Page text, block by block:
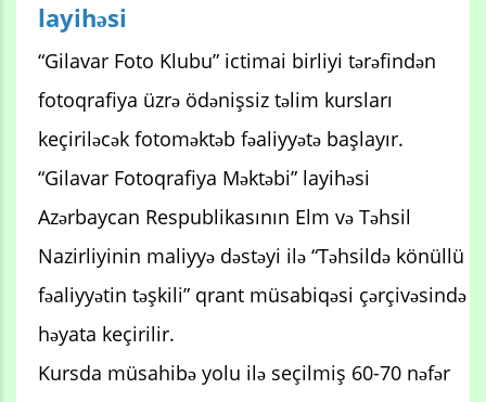
layihəsi
“Gilavar Foto Klubu” ictimai birliyi tərəfindən
fotoqrafiya üzrə ödənişsiz təlim kursları
keçiriləcək fotoməktəb fəaliyyətə başlayır.
“Gilavar Fotoqrafiya Məktəbi” layihəsi
Azərbaycan Respublikasının Elm və Təhsil
Nazirliyinin maliyyə dəstəyi ilə “Təhsildə könüllü
fəaliyyətin təşkili” qrant müsabiqəsi çərçivəsində
həyata keçirilir.
Kursda müsahibə yolu ilə seçilmiş 60-70 nəfər